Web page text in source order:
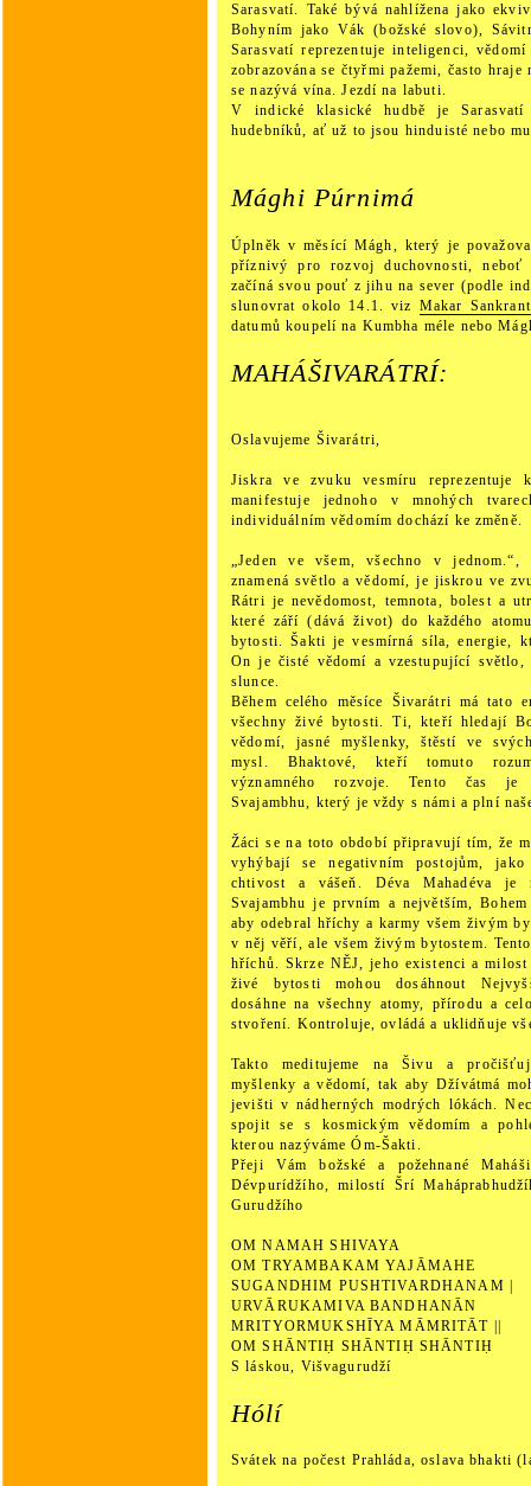
Sarasvatí. Také bývá nahlížena jako
Bohyním jako Vák (božské slovo),
Sarasvatí reprezentuje inteligenci,
zobrazována se čtyřmi pažemi, často
se nazývá vína. Jezdí na labuti.
V indické klasické hudbě je Sarasvatí
hudebníků, ať už to jsou hinduisté nebo
Mághi Púrnimá
Úplněk v měsící Mágh, který je
příznivý pro rozvoj duchovnosti, neboť
začíná svou pouť z jihu na sever (podle
slunovrat okolo 14.1. viz Makar
datumů koupelí na Kumbha méle nebo
MAHÁŠIVARÁTRÍ:
Oslavujeme Šivarátri,
Jiskra ve zvuku vesmíru reprezentuje
manifestuje jednoho v mnohých
individuálním vědomím dochází ke změně.
„Jeden ve všem, všechno v
znamená světlo a vědomí, je jiskrou ve
Rátri je nevědomost, temnota, bolest a
které září (dává život) do každého
bytosti. Šakti je vesmírná síla, energie,
On je čisté vědomí a vzestupující světlo,
slunce.
Během celého měsíce Šivarátri má tato
všechny živé bytosti. Ti, kteří hledají
vědomí, jasné myšlenky, štěstí ve
mysl. Bhaktové, kteří tomuto
významného rozvoje. Tento čas je
Svajambhu, který je vždy s námi a plní
Žáci se na toto období připravují tím, že
vyhýbají se negativním postojům,
chtivost a vášeň. Déva Mahadéva je
Svajambhu je prvním a největším,
aby odebral hříchy a karmy všem živým
v něj věří, ale všem živým bytostem.
hříchů. Skrze NĚJ, jeho existenci a
živé bytosti mohou dosáhnout
dosáhne na všechny atomy, přírodu a
stvoření. Kontroluje, ovládá a uklidňuje
Takto meditujeme na Šivu a
myšlenky a vědomí, tak aby Džívátmá
jevišti v nádherných modrých lókách.
spojit se s kosmickým vědomím a
kterou nazýváme Óm-Šakti.
Přeji Vám božské a požehnané
Dévpurídžího, milostí Šrí
Gurudžího
OM NAMAH SHIVAYA
OM TRYAMBAKAM YAJĀMAHE
SUGANDHIM PUSHTIVARDHANAM |
URVĀRUKAMIVA BANDHANĀN
MRITYORMUKSHĪYA MĀMRITĀT ||
OM SHĀNTIḤ SHĀNTIḤ SHĀNTIḤ
S láskou, Višvagurudží
Hólí
Svátek na počest Prahláda, oslava bhakti